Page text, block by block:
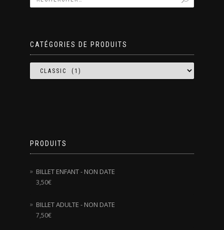
CATÉGORIES DE PRODUITS
PRODUITS
BILLET ENFANT - NON DATE
3,50€
BILLET ADULTE - NON DATE
7,50€